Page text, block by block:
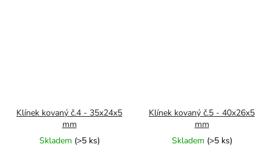
Klínek kovaný č.4 - 35x24x5
mm
Skladem (>5 ks)
Klínek kovaný č.5 - 40x26x5
mm
Skladem (>5 ks)